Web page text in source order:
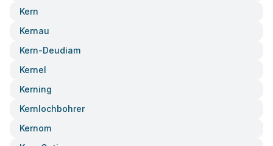
Kern
Kernau
Kern-Deudiam
Kernel
Kerning
Kernlochbohrer
Kernom